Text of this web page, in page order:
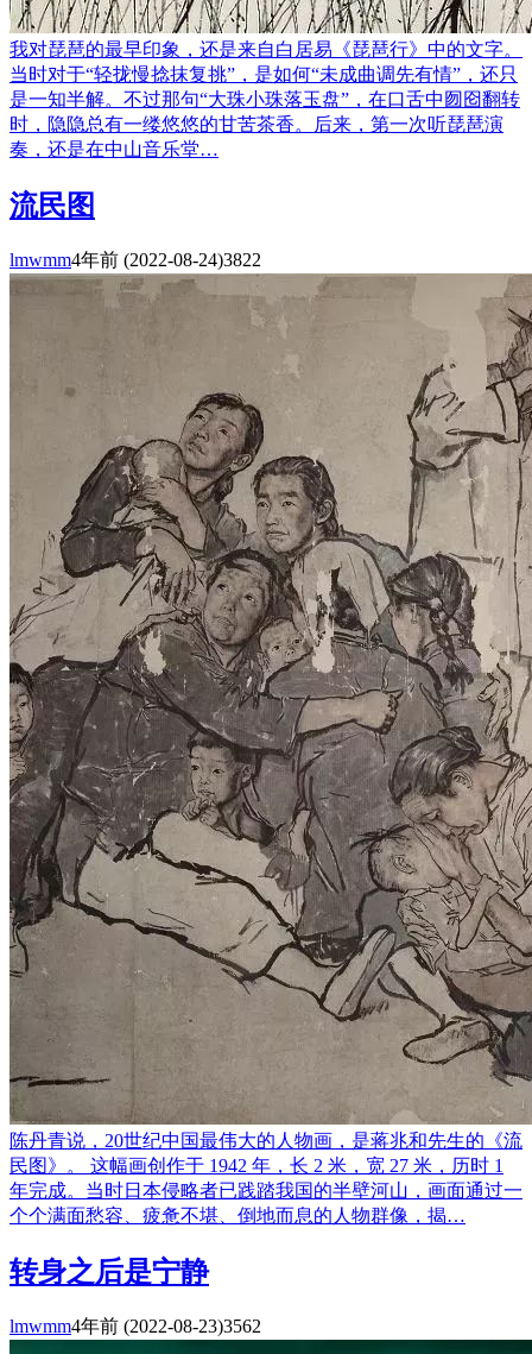
我对琵琶的最早印象，还是来自白居易《琵琶行》中的文字。
当时对于“轻拢慢捻抹复挑”，是如何“未成曲调先有情”，还只
是一知半解。不过那句“大珠小珠落玉盘”，在口舌中囫囵翻转
时，隐隐总有一缕悠悠的甘苦茶香。后来，第一次听琵琶演
奏，还是在中山音乐堂…
流民图
lmwmm4年前 (2022-08-24)3822
陈丹青说，20世纪中国最伟大的人物画，是蒋兆和先生的《流
民图》。 这幅画创作于 1942 年，长 2 米，宽 27 米，历时 1
年完成。当时日本侵略者已践踏我国的半壁河山，画面通过一
个个满面愁容、疲惫不堪、倒地而息的人物群像，揭…
转身之后是宁静
lmwmm4年前 (2022-08-23)3562